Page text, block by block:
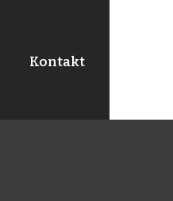
Kontakt